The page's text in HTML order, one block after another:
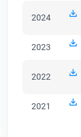
2024
2023
2022
2021